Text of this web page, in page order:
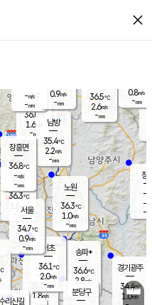
close
양주
36.0℃
1.6
-mm
과천
35.5℃
1.8m/s
경기광주
34.4℃
1.0m/s
36.5℃
2.6m/s
-mm
창
-
-m/
-
0.8m/s
-mm
은평
36.3℃
1.8 m/s
- mm
노원
36.3℃
1.0m/s
-mm
송파*
36.6℃
2.8m/s
-mm
서초
36.1℃
2.0m/s
-mm
남방
35.4℃
2.2m/s
-mm
리산길
분당구
장흥면
36.8℃
-m/s
-mm
-m/s
-mm
서울
34.7℃
0.9m/s
-mm
0.9m/s
-mm